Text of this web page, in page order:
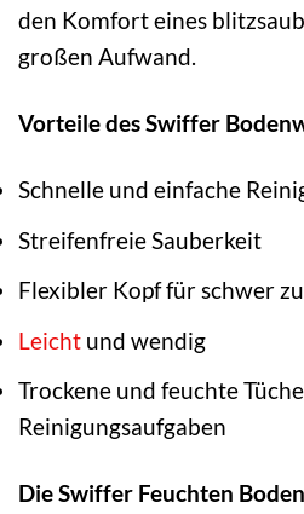
den Komfort eines
großen Aufwand.
Vorteile des Swiffer
Schnelle und einfache
Streifenfreie Sauberkeit
Flexibler Kopf für schwer
Leicht und wendig
Trockene und feuchte
Reinigungsaufgaben
Die Swiffer Feuchten